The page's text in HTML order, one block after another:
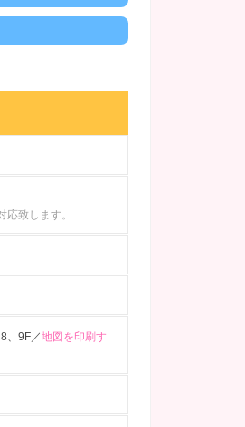
致します。
、9F／地図を印刷す